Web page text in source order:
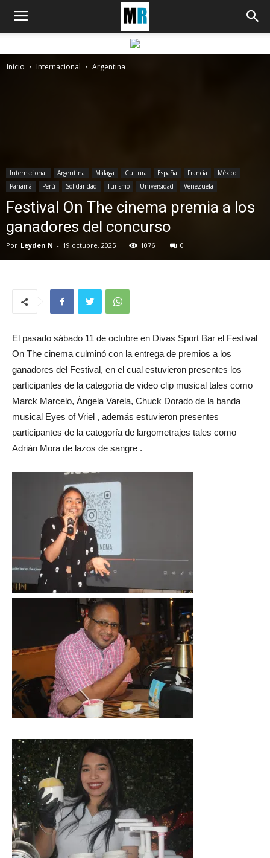
Inicio Internacional Argentina
Internacional Argentina Málaga Cultura España Francia
México
Panamá
Perú Solidaridad Turismo Universidad Venezuela
Festival On The cinema premia a los
ganadores del concurso
Por Leyden N - 19 octubre, 2025 1076 0
El pasado sábado 11 de octubre en Divas Sport Bar el Festival
On The cinema culminó con la entrega de premios a los
ganadores del Festival, en el cual estuvieron presentes los
participantes de la categoría de video clip musical tales como
Marck Marcelo, Ángela Varela, Chuck Dorado de la banda
musical Eyes of Vriel , además estuvieron presentes
participantes de la categoría de largometrajes tales como
Adrián Mora de lazos de sangre .